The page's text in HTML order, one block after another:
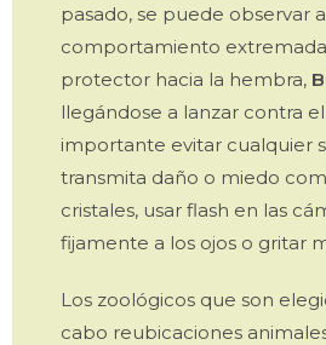
pasado, se puede observar a
comportamiento
protector hacia la hembra,
llegándose a lanzar contra el
importante evitar cualquier
transmita daño o miedo
cristales, usar flash en las
fijamente a los ojos o gritar
Los zoológicos que son
cabo reubicaciones